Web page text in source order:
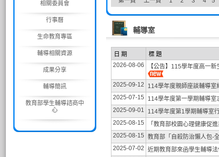
相關委員會
行事曆
生命教育專區
輔導相關資源
成果分享
輔導簡訊
教育部學生輔導諮商中
心
輔導室
日 期
標 題
2026-08-06
【公告】115學年度高一
2025-09-12
114學年度親師座談輔導
2025-07-15
114學年度第一學期輔導
2025-09-01
114學年度第1學期輔導室
2025-08-15
「教育部校園心理健康促
2025-08-15 教育部「自殺防治懶人包-
2025-07-02 近期教育部來函學生輔導